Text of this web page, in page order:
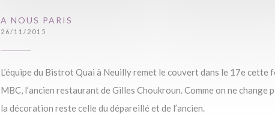
A NOUS PARIS
26/11/2015
L’équipe du Bistrot Quai à Neuilly remet le couvert dans le 17e cette
MBC, l’ancien restaurant de Gilles Choukroun. Comme on ne change
la décoration reste celle du dépareillé et de l’ancien.